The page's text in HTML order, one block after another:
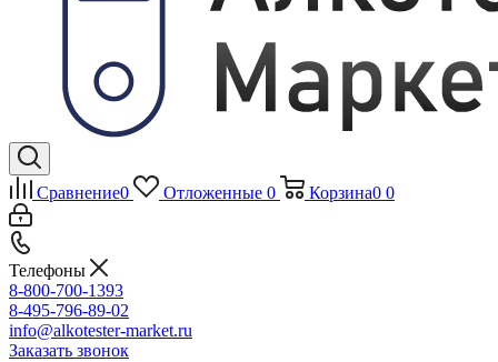
Сравнение0 Отложенные 0 Корзина0 0
Телефоны
8-800-700-1393
8-495-796-89-02
info@alkotester-market.ru
Заказать звонок